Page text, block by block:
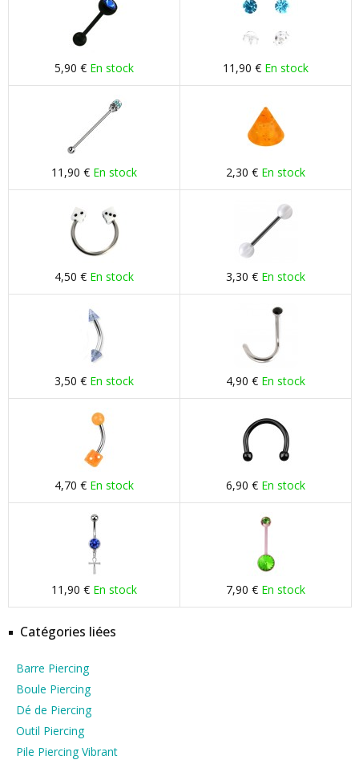
5,90 € En stock 11,90 € En stock
11,90 € En stock 2,30 € En stock
4,50 € En stock 3,30 € En stock
3,50 € En stock 4,90 € En stock
4,70 € En stock 6,90 € En stock
11,90 € En stock 7,90 € En stock
Catégories liées
Barre Piercing
Boule Piercing
Dé de Piercing
Outil Piercing
Pile Piercing Vibrant